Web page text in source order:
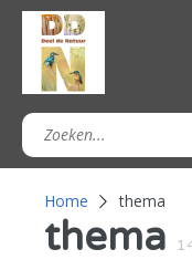
Home thema
thema